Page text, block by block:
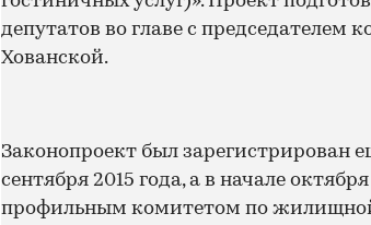
депутатов во главе с председателем
Хованской.
Законопроект был зарегистрирован
сентября 2015 года, а в начале октября
профильным комитетом по